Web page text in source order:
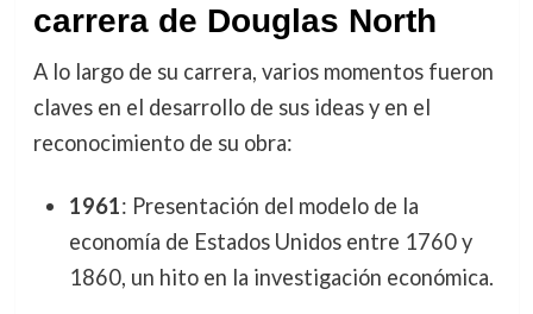
carrera de Douglas North
A lo largo de su carrera, varios momentos fueron
claves en el desarrollo de sus ideas y en el
reconocimiento de su obra:
1961: Presentación del modelo de la
economía de Estados Unidos entre 1760 y
1860, un hito en la investigación económica.